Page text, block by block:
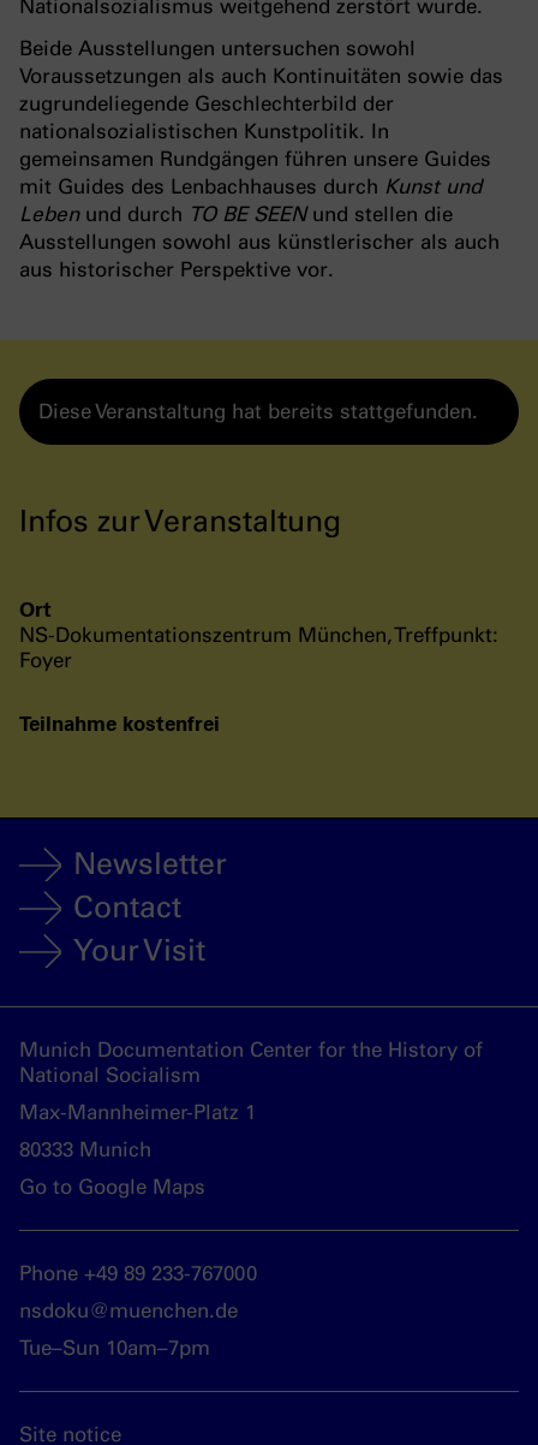
Nationalsozialismus weitgehend zerstört wurde.
Beide Ausstellungen untersuchen sowohl
Voraussetzungen als auch Kontinuitäten sowie das
zugrundeliegende Geschlechterbild der
nationalsozialistischen Kunstpolitik. In
gemeinsamen Rundgängen führen unsere Guides
mit Guides des Lenbachhauses durch Kunst und
Lebenund durch TO BE SEENund stellen die
Ausstellungen sowohl aus künstlerischer als auch
aus historischer Perspektive vor.
Diese Veranstaltung hat bereits stattgefunden.
Infos zur Veranstaltung
Ort
NS-Dokumentationszentrum München, Treffpunkt:
Foyer
Teilnahme kostenfrei
Newsletter
Contact
Your Visit
Munich Documentation Center for the History of
National Socialism
Max-Mannheimer-Platz 1
80333 Munich
Go to Google Maps
Phone +49 89 233-767000
nsdoku@muenchen.de
Tue–Sun 10am–7pm
Site notice